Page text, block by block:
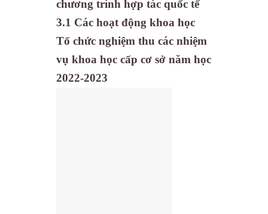
chương trình hợp tác quốc tế
3.1 Các hoạt động khoa học
Tổ chức nghiệm thu các nhiệm
vụ khoa học cấp cơ sở năm học
2022-2023